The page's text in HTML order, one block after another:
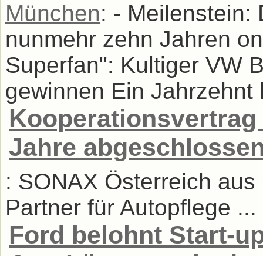
München: - Meilenstein:
nunmehr zehn Jahren
Superfan": Kultiger VW
gewinnen Ein Jahrzehnt
Jahre
: SONAX Österreich
Partner für Autopflege ...
Ford belohnt Start-